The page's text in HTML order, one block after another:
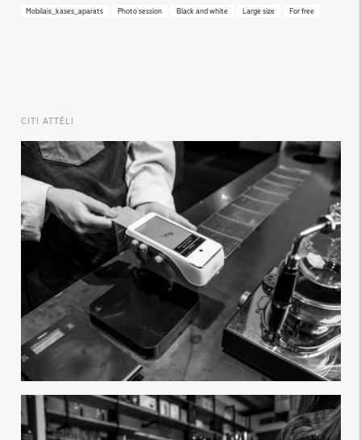
Mobilais_kases_aparats Photo session Black and white Large size For free
CITI ATTĒLI